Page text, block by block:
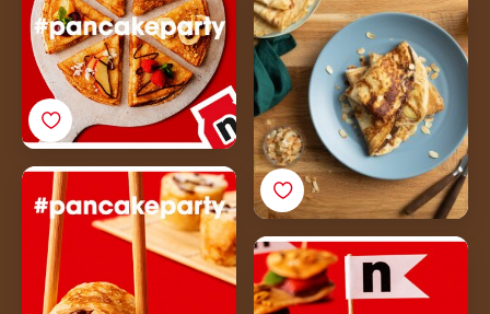
met Nutella®, appel en
amandel
Pannenkoeksushi:
smikkelen met of
zonder stokje
De Pancake Burger is
altijd een feestje